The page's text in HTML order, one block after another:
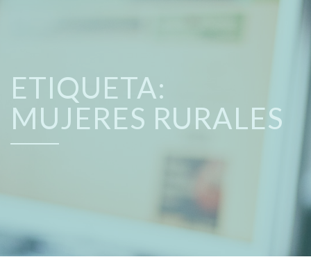
ETIQUETA:
MUJERES RURALES